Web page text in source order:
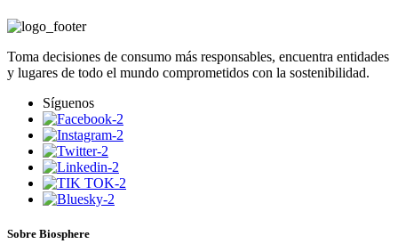
Toma decisiones de consumo más responsables, encuentra entidades
y lugares de todo el mundo comprometidos con la sostenibilidad.
Síguenos
Sobre Biosphere